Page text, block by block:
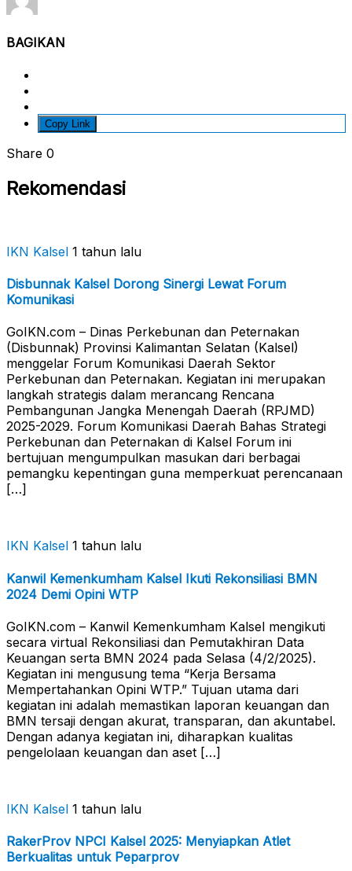
BAGIKAN
Copy Link
Share 0
Rekomendasi
IKN Kalsel 1 tahun lalu
Disbunnak Kalsel Dorong Sinergi Lewat Forum
Komunikasi
GoIKN.com – Dinas Perkebunan dan Peternakan
(Disbunnak) Provinsi Kalimantan Selatan (Kalsel)
menggelar Forum Komunikasi Daerah Sektor
Perkebunan dan Peternakan. Kegiatan ini merupakan
langkah strategis dalam merancang Rencana
Pembangunan Jangka Menengah Daerah (RPJMD)
2025-2029. Forum Komunikasi Daerah Bahas Strategi
Perkebunan dan Peternakan di Kalsel Forum ini
bertujuan mengumpulkan masukan dari berbagai
pemangku kepentingan guna memperkuat perencanaan
[…]
IKN Kalsel 1 tahun lalu
Kanwil Kemenkumham Kalsel Ikuti Rekonsiliasi BMN
2024 Demi Opini WTP
GoIKN.com – Kanwil Kemenkumham Kalsel mengikuti
secara virtual Rekonsiliasi dan Pemutakhiran Data
Keuangan serta BMN 2024 pada Selasa (4/2/2025).
Kegiatan ini mengusung tema “Kerja Bersama
Mempertahankan Opini WTP.” Tujuan utama dari
kegiatan ini adalah memastikan laporan keuangan dan
BMN tersaji dengan akurat, transparan, dan akuntabel.
Dengan adanya kegiatan ini, diharapkan kualitas
pengelolaan keuangan dan aset […]
IKN Kalsel 1 tahun lalu
RakerProv NPCI Kalsel 2025: Menyiapkan Atlet
Berkualitas untuk Peparprov